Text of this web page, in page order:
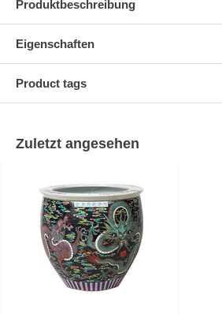
Produktbeschreibung
Eigenschaften
Product tags
Zuletzt angesehen